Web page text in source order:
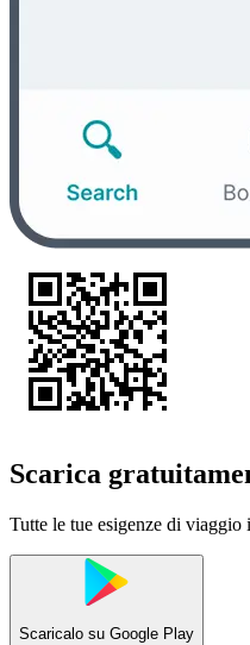
Scarica
Tutte le tue esigenze di viaggio
Scaricalo su Google Play